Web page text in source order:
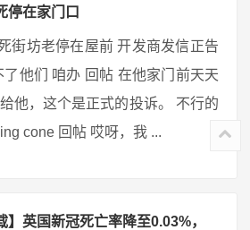
停在家门口
街坊老停在屋前 开发商发信正告
他们 咱办 回帖 在他家门前天天
他，这个是正式的投诉。 不行的
cone 回帖 哎呀，我 ...
】英国新冠死亡率降至0.03%，